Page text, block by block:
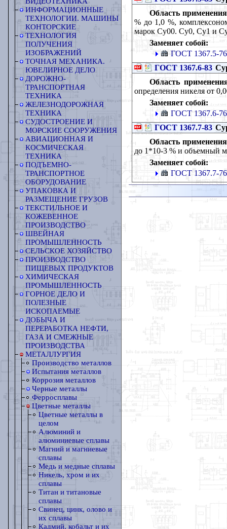
ИНФОРМАЦИОННЫЕ
ТЕХНОЛОГИИ. МАШИНЫ
КОНТОРСКИЕ
ТЕХНОЛОГИЯ
ПОЛУЧЕНИЯ
ИЗОБРАЖЕНИЙ
ТОЧНАЯ МЕХАНИКА.
ЮВЕЛИРНОЕ ДЕЛО
ДОРОЖНО-
ТРАНСПОРТНАЯ
ТЕХНИКА
ЖЕЛЕЗНОДОРОЖНАЯ
ТЕХНИКА
СУДОСТРОЕНИЕ И
МОРСКИЕ СООРУЖЕНИЯ
АВИАЦИОННАЯ И
КОСМИЧЕСКАЯ
ТЕХНИКА
ПОДЪЕМНО-
ТРАНСПОРТНОЕ
ОБОРУДОВАНИЕ
УПАКОВКА И
РАЗМЕЩЕНИЕ ГРУЗОВ
ТЕКСТИЛЬНОЕ И
КОЖЕВЕННОЕ
ПРОИЗВОДСТВО
ШВЕЙНАЯ
ПРОМЫШЛЕННОСТЬ
СЕЛЬСКОЕ ХОЗЯЙСТВО
ПРОИЗВОДСТВО
ПИЩЕВЫХ ПРОДУКТОВ
ХИМИЧЕСКАЯ
ПРОМЫШЛЕННОСТЬ
ГОРНОЕ ДЕЛО И
ПОЛЕЗНЫЕ
ИСКОПАЕМЫЕ
ДОБЫЧА И
ПЕРЕРАБОТКА НЕФТИ,
ГАЗА И СМЕЖНЫЕ
ПРОИЗВОДСТВА
МЕТАЛЛУРГИЯ
Производство металлов
Испытания металлов
Коррозия металлов
Черные металлы
Ферросплавы
Цветные металлы
Цветные металлы в
целом
Алюминий и
алюминиевые сплавы
Магний и магниевые
сплавы
Медь и медные сплавы
Никель, хром и их
сплавы
Титан и титановые
сплавы
Свинец, цинк, олово и
их сплавы
Кадмий, кобальт и их
Область
% до 1,0 %,
марок Су00. Су0, Су1 и
Заменяет собой:
ГОСТ 1367.5-76
ГОСТ 1367.6-83
Область
определения никеля от
Заменяет собой:
ГОСТ 1367.6-76
ГОСТ 1367.7-83
Область
до 1*10-3 % и объемный
Заменяет собой:
ГОСТ 1367.7-76